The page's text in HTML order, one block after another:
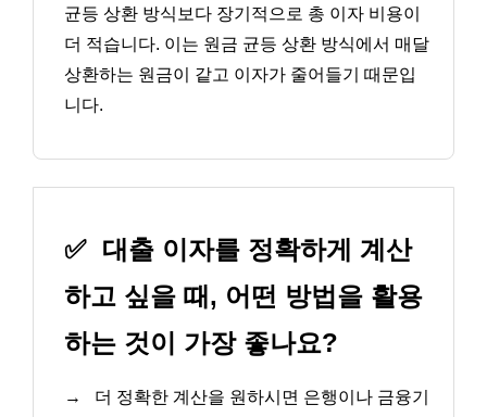
균등 상환 방식보다 장기적으로 총 이자 비용이
더 적습니다. 이는 원금 균등 상환 방식에서 매달
상환하는 원금이 같고 이자가 줄어들기 때문입
니다.
✅ 대출 이자를 정확하게 계산
하고 싶을 때, 어떤 방법을 활용
하는 것이 가장 좋나요?
→
더 정확한 계산을 원하시면 은행이나 금융기